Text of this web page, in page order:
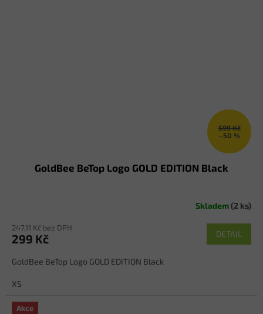
599 Kč
–50 %
GoldBee BeTop Logo GOLD EDITION Black
Skladem(2 ks)
247,11 Kč bez DPH
299 Kč DETAIL
GoldBee BeTop Logo GOLD EDITION Black
XS
Akce